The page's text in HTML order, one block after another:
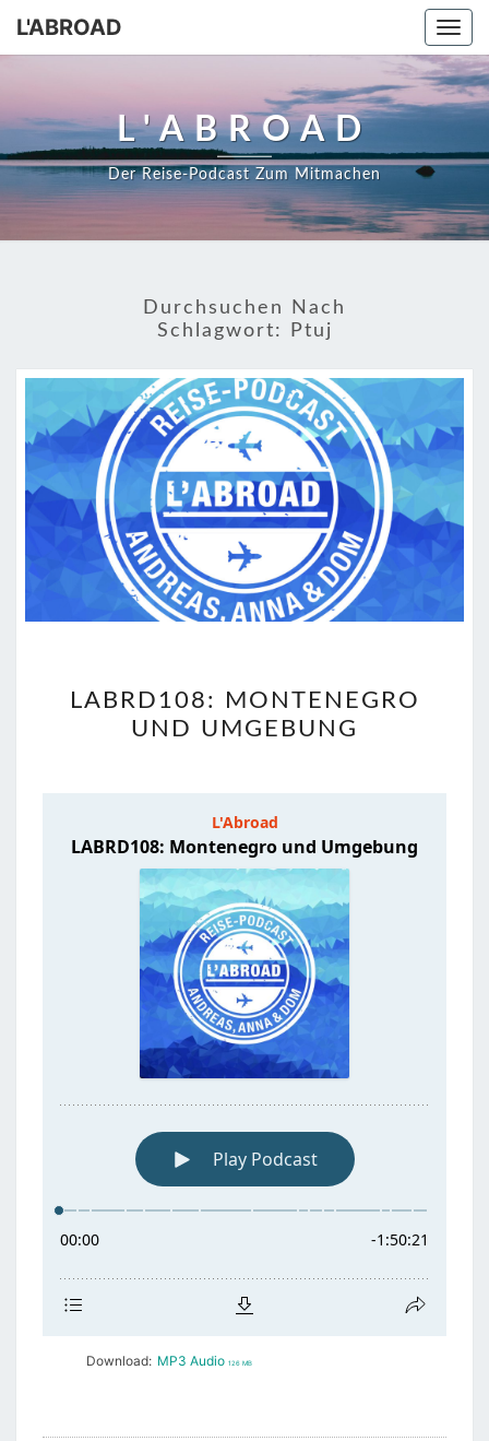
Skip
L'ABROAD
L'ABROAD
Der Reise-Podcast Zum Mitmachen
Durchsuchen Nach
Schlagwort:
Ptuj
MONTENEGRO
UND
LABRD108: MONTENEGRO
UND UMGEBUNG
Download: MP3 Audio 126 MB